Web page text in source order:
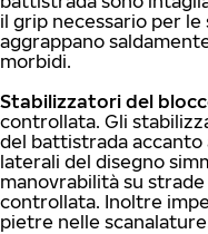
il grip necessario per
aggrappano
morbidi.
Stabilizzatori del
controllata. Gli
del battistrada accanto
laterali del disegno
manovrabilità su
controllata. Inoltre
pietre nelle